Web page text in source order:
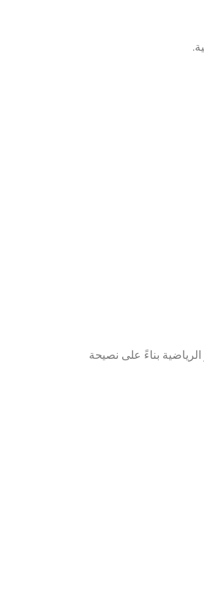
بناءً على نصيحة